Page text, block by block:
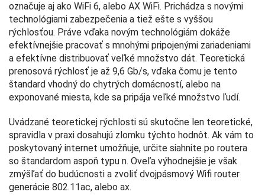
označuje aj ako WiFi 6, alebo AX WiFi. Prichádza s novými
technológiami zabezpečenia a tiež ešte s vyššou
rýchlosťou. Práve vďaka novým technológiám dokáže
efektívnejšie pracovať s mnohými pripojenými zariadeniami
a efektívne distribuovať veľké množstvo dát. Teoretická
prenosová rýchlosť je až 9,6 Gb/s, vďaka čomu je tento
štandard vhodný do chytrých domácností, alebo na
exponované miesta, kde sa pripája veľké množstvo ľudí.
Uvádzané teoretickej rýchlosti sú skutočne len teoretické,
spravidla v praxi dosahujú zlomku týchto hodnôt. Ak vám to
poskytovaný internet umožňuje, určite siahnite po routera
so štandardom aspoň typu n. Oveľa výhodnejšie je však
zmýšľať do budúcnosti a zvoliť dvojpásmový Wifi router
generácie 802.11ac, alebo ax.